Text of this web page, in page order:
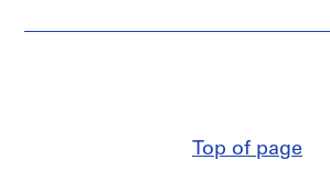
8
Top of page